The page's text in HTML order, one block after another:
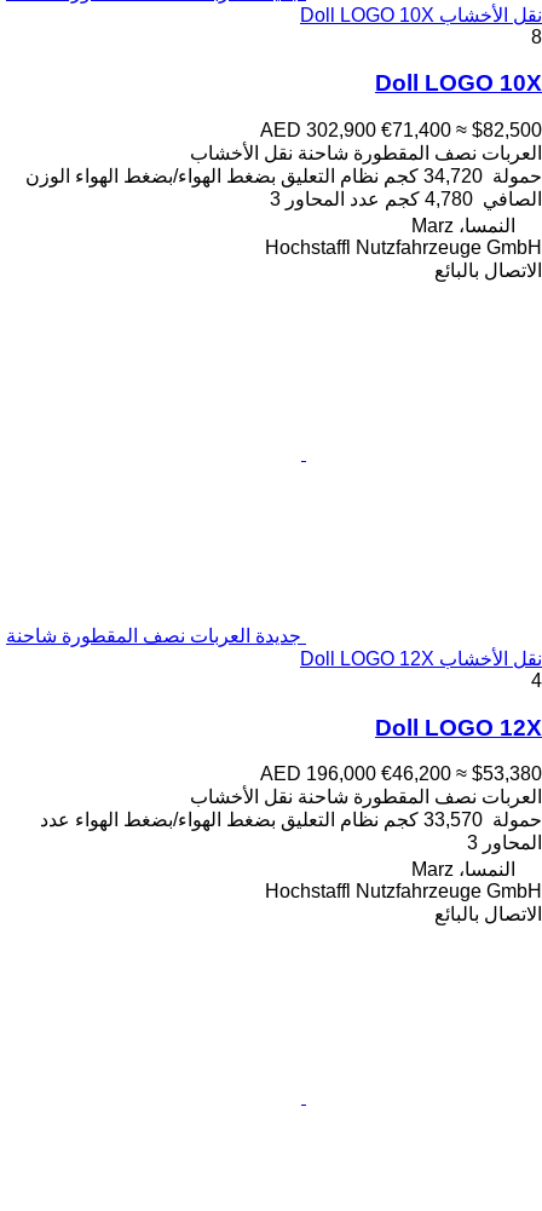
نقل الأخشاب Doll LOGO 10X
8
Doll LOGO 10X
AED 302,900 €71,400 ≈ $82,500
العربات نصف المقطورة شاحنة نقل الأخشاب
حمولة 34,720 كجم نظام التعليق بضغط الهواء/بضغط الهواء الوزن
الصافي 4,780 كجم عدد المحاور 3
النمسا، Marz
Hochstaffl Nutzfahrzeuge GmbH
الاتصال بالبائع
جديدة العربات نصف المقطورة شاحنة
نقل الأخشاب Doll LOGO 12X
4
Doll LOGO 12X
AED 196,000 €46,200 ≈ $53,380
العربات نصف المقطورة شاحنة نقل الأخشاب
حمولة 33,570 كجم نظام التعليق بضغط الهواء/بضغط الهواء عدد
المحاور 3
النمسا، Marz
Hochstaffl Nutzfahrzeuge GmbH
الاتصال بالبائع